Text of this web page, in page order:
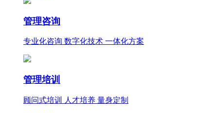
管理咨询
专业化咨询 数字化技术 一体化方案
管理培训
顾问式培训 人才培养 量身定制